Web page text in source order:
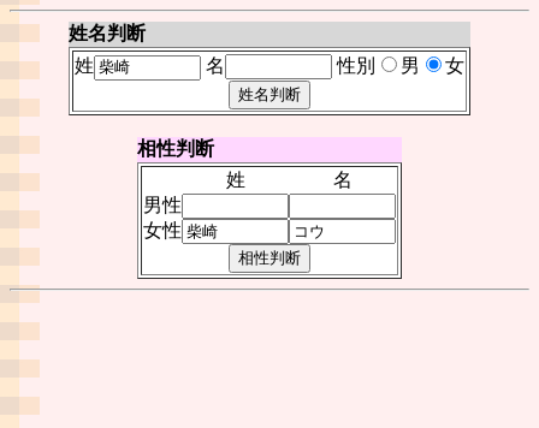
姓名判断
姓
名 性別 男 女
相性判断
姓
名
男性
女性